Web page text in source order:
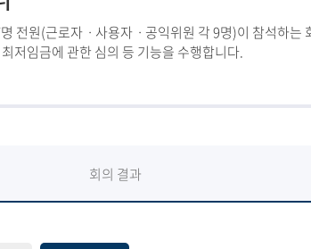
전원(근로자ㆍ사용자ㆍ공익위원 각 9명)이 참석하는
저임금에 관한 심의 등 기능을 수행합니다.
회의 결과